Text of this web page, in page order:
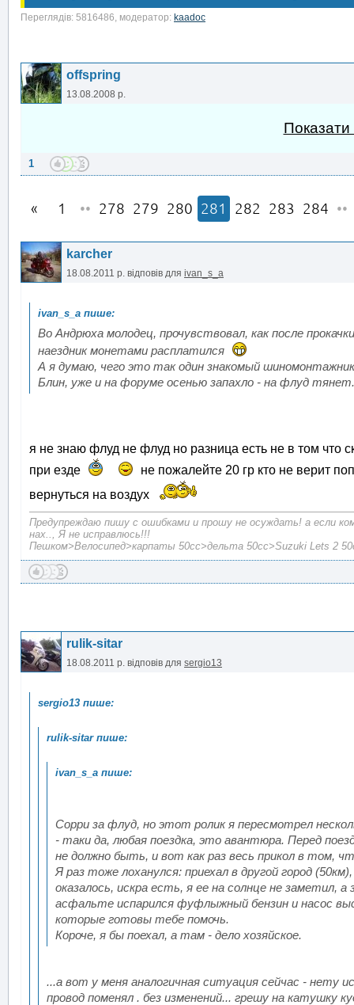
Переглядів: 5816486, модератор: kaadoc
offspring
13.08.2008 р.
Показати
1
1 •• 278 279 280 281 282 283 284 ••
karcher
18.08.2011 р. відповів для ivan_s_a
Во Андрюха молодец, прочувствовал, как после
наездник монетами расплатился
А я думаю, чего это так один знакомый
Блин, уже и на форуме осенью запахло - на флуд тянет.
я не знаю флуд не флуд но разница есть не в том что
при езде
не пожалейте 20 гр кто не верит
вернуться на воздух
Предупреждаю пишу с ошибками и прошу не осуждать! а если
нах.., Я не исправлюсь!!!
Пешком>Велосипед>карпаты 50сc>дельта 50сс>Suzuki Lets 2
rulik-sitar
18.08.2011 р. відповів для sergio13
Сорри за флуд, но этот ролик я пересмотрел
- таки да, любая поездка, это авантюра. Перед
не должно быть, и вот как раз весь прикол в том,
Я раз тоже лоханулся: приехал в другой город
оказалось, искра есть, я ее на солнце не заметил,
асфальте испарился фуфлыжный бензин и насос
которые готовы тебе помочь.
Короче, я бы поехал, а там - дело хозяйское.
...a вот у меня аналогичная ситуация сейчас - нету
провод поменял . без изменений... грешу на катушку